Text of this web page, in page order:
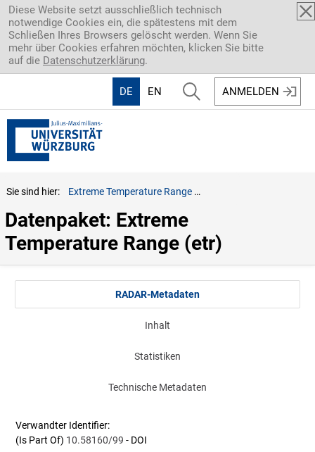
Direkt zum Inhalt
Diese Website setzt ausschließlich technisch
notwendige Cookies ein, die spätestens mit dem
Schließen Ihres Browsers gelöscht werden. Wenn Sie
mehr über Cookies erfahren möchten, klicken Sie bitte
auf die Datenschutzerklärung.
DE EN ANMELDEN
Sie sind hier: Extreme Temperature Range (etr)
Datenpaket: Extreme
Temperature Range (etr)
RADAR-Metadaten
Inhalt
Statistiken
Technische Metadaten
Verwandter Identifier:
(Is Part Of) 10.58160/99 - DOI